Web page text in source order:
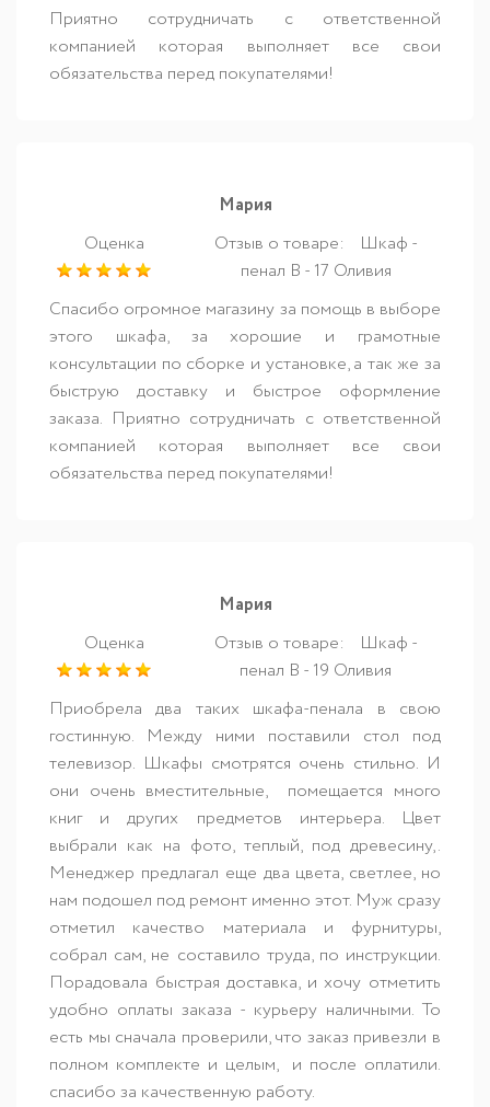
Приятно сотрудничать с ответственной
компанией которая выполняет все свои
обязательства перед покупателями!
Мария
Оценка
Отзыв о товаре:
Шкаф -
пенал В - 17 Оливия
Спасибо огромное магазину за помощь в выборе
этого шкафа, за хорошие и грамотные
консультации по сборке и установке, а так же за
быструю доставку и быстрое оформление
заказа. Приятно сотрудничать с ответственной
компанией которая выполняет все свои
обязательства перед покупателями!
Мария
Оценка
Отзыв о товаре:
Шкаф -
пенал В - 19 Оливия
Приобрела два таких шкафа-пенала в свою
гостинную. Между ними поставили стол под
телевизор. Шкафы смотрятся очень стильно. И
они очень вместительные, помещается много
книг и других предметов интерьера. Цвет
выбрали как на фото, теплый, под древесину,.
Менеджер предлагал еще два цвета, светлее, но
нам подошел под ремонт именно этот. Муж сразу
отметил качество материала и фурнитуры,
собрал сам, не составило труда, по инструкции.
Порадовала быстрая доставка, и хочу отметить
удобно оплаты заказа - курьеру наличными. То
есть мы сначала проверили, что заказ привезли в
полном комплекте и целым, и после оплатили.
спасибо за качественную работу.